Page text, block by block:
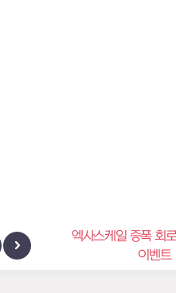
엑사스케일 증폭 회로 보급 터미널